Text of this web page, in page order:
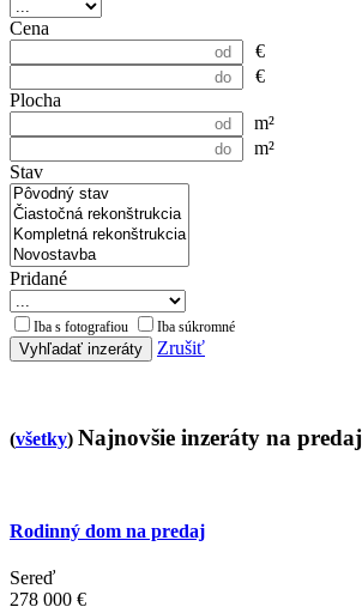
Cena
€
€
Plocha
m²
m²
Stav
Pridané
Iba s fotografiou Iba súkromné
Vyhľadať inzeráty Zrušiť
(všetky) Najnovšie inzeráty na predaj
Rodinný dom na predaj
Sereď
278 000 €